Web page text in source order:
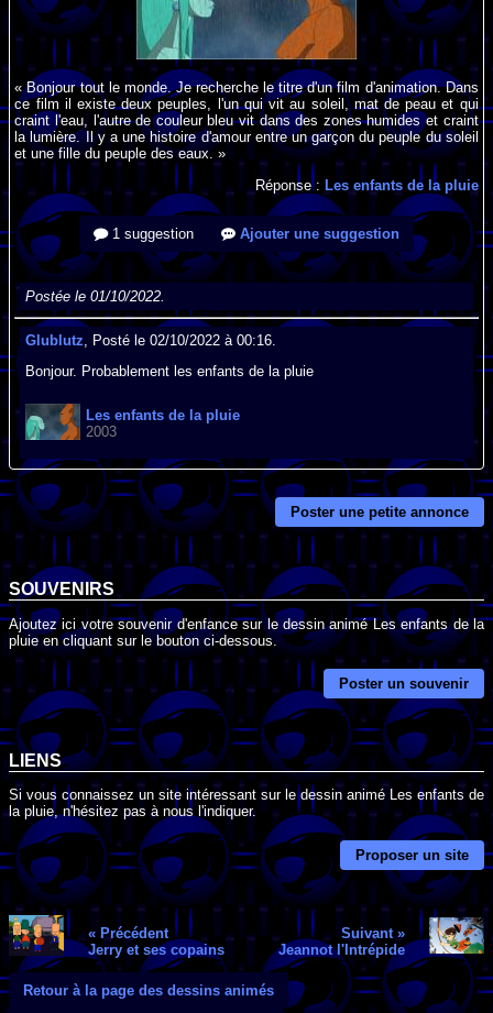
« Bonjour tout le monde. Je recherche le titre d'un film d'animation. Dans
ce film il existe deux peuples, l'un qui vit au soleil, mat de peau et qui
craint l'eau, l'autre de couleur bleu vit dans des zones humides et craint
la lumière. Il y a une histoire d'amour entre un garçon du peuple du soleil
et une fille du peuple des eaux. »
Réponse : Les enfants de la pluie
1 suggestion Ajouter une suggestion
Postée le 01/10/2022.
Glublutz , Posté le 02/10/2022 à 00:16.
Bonjour. Probablement les enfants de la pluie
Les enfants de la pluie
2003
Poster une petite annonce
SOUVENIRS
Ajoutez ici votre souvenir d'enfance sur le dessin animé Les enfants de la
pluie en cliquant sur le bouton ci-dessous.
Poster un souvenir
LIENS
Si vous connaissez un site intéressant sur le dessin animé Les enfants de
la pluie, n'hésitez pas à nous l'indiquer.
Proposer un site
« Précédent
Jerry et ses copains
Suivant »
Jeannot l'Intrépide
Retour à la page des dessins animés